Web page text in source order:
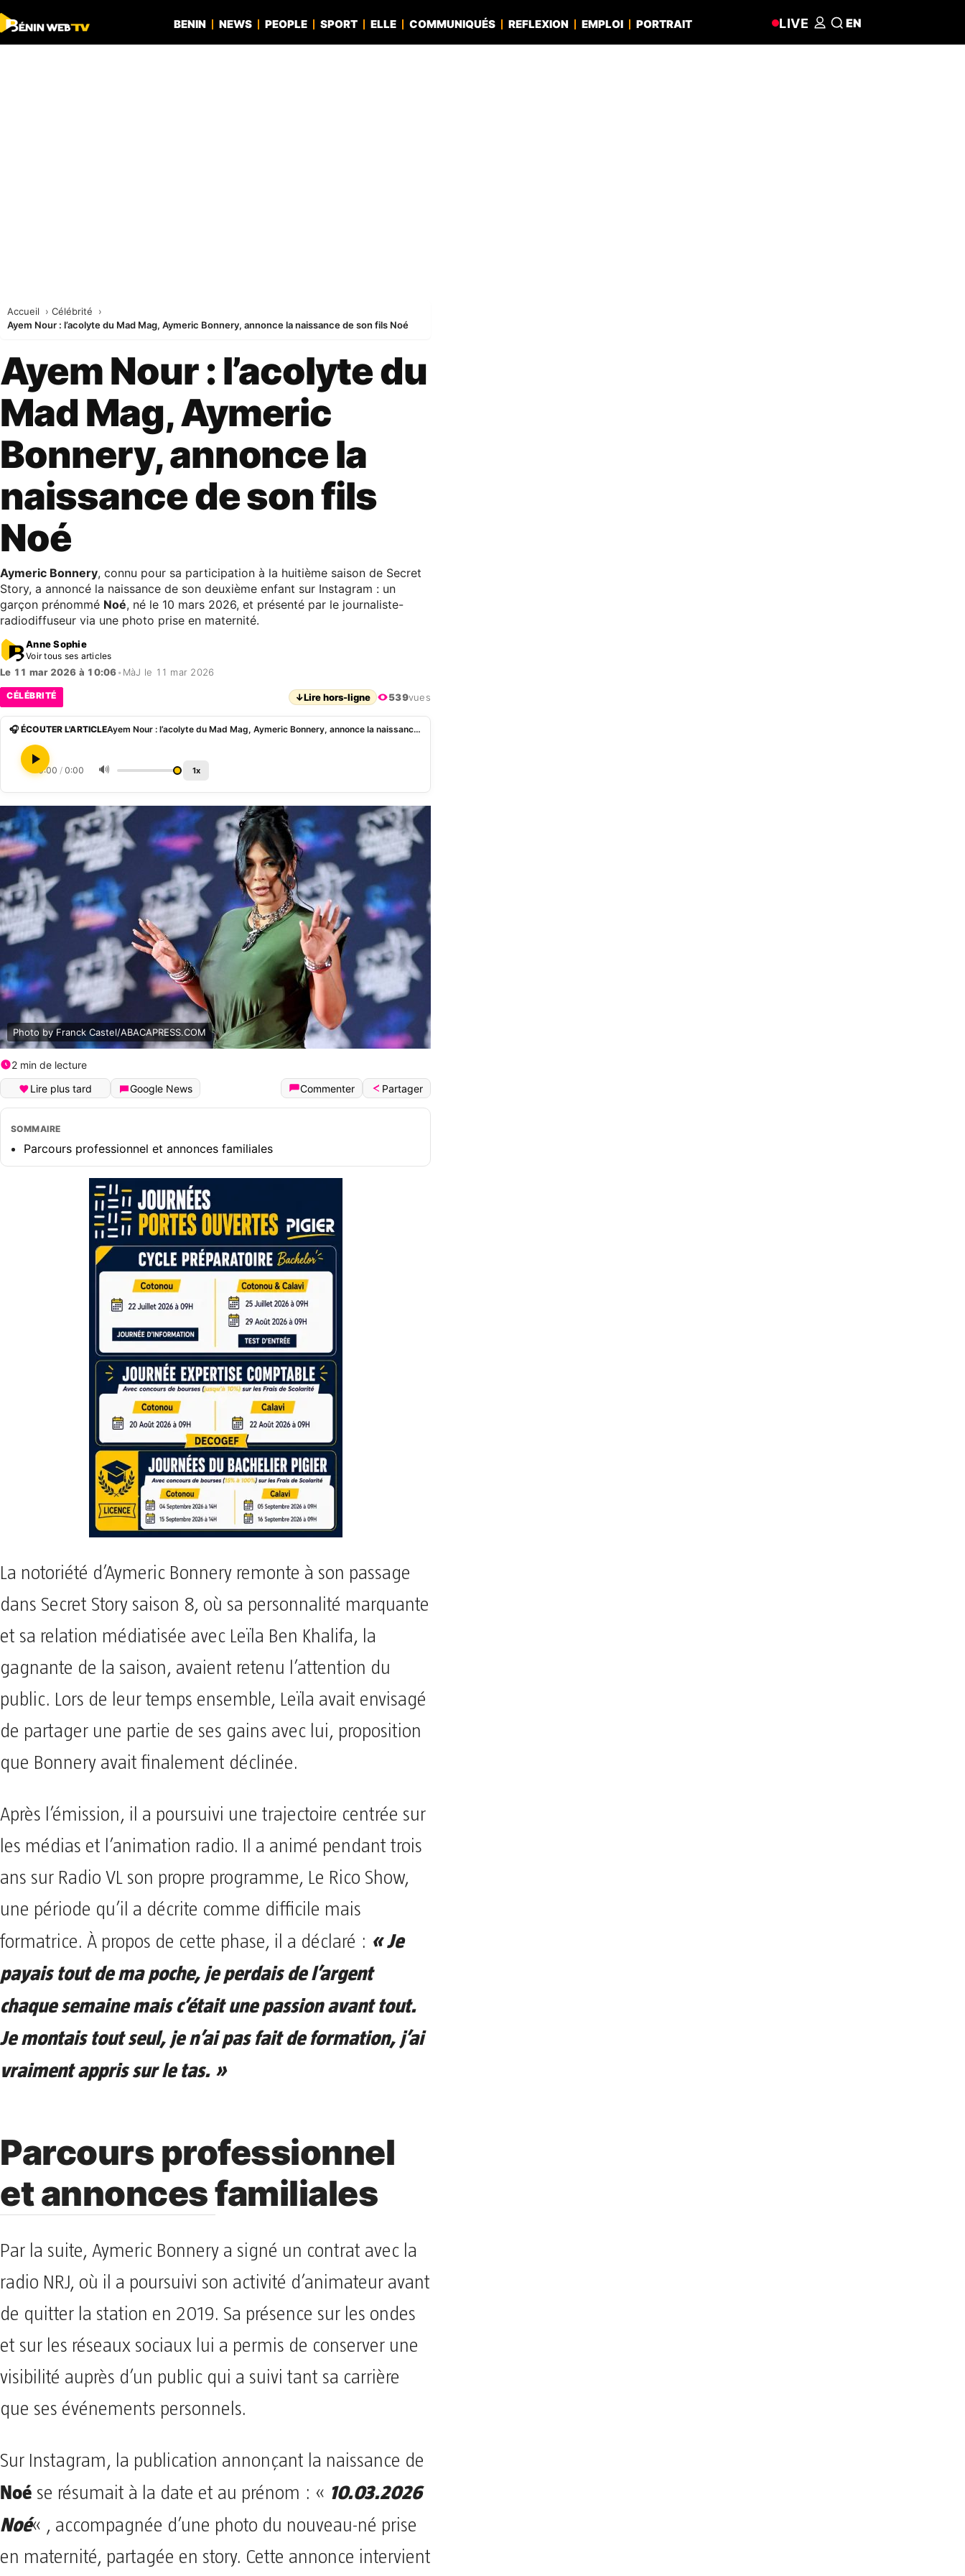
BENIN NEWS PEOPLE SPORT ELLE COMMUNIQUÉS REFLEXION EMPLOI PORTRAIT LIVE EN
Accueil
Célébrité
Ayem Nour : l’acolyte du Mad Mag, Aymeric Bonnery, annonce la naissance de son fils Noé
Ayem Nour : l’acolyte du
Mad Mag, Aymeric
Bonnery, annonce la
naissance de son fils
Noé
Aymeric Bonnery, connu pour sa participation à la huitième saison de Secret
Story, a annoncé la naissance de son deuxième enfant sur Instagram : un
garçon prénommé Noé, né le 10 mars 2026, et présenté par le journaliste-
radiodiffuseur via une photo prise en maternité.
Anne Sophie
Voir tous ses articles
Le 11 mar 2026 à 10:06• MàJ le 11 mar 2026
CÉLÉBRITÉ ↓Lire hors-ligne 539vues
🎧 ÉCOUTER L'ARTICLE Ayem Nour : l’acolyte du Mad Mag, Aymeric Bonnery, annonce la naissance de son fils Noé
0:00 / 0:00 🔊 1x
Photo by Franck Castel/ABACAPRESS.COM
2 min de lecture
Lire plus tard
Google News Commenter Partager
SOMMAIRE
Parcours professionnel et annonces familiales
La notoriété d’Aymeric Bonnery remonte à son passage
dans Secret Story saison 8, où sa personnalité marquante
et sa relation médiatisée avec Leïla Ben Khalifa, la
gagnante de la saison, avaient retenu l’attention du
public. Lors de leur temps ensemble, Leïla avait envisagé
de partager une partie de ses gains avec lui, proposition
que Bonnery avait finalement déclinée.
Après l’émission, il a poursuivi une trajectoire centrée sur
les médias et l’animation radio. Il a animé pendant trois
ans sur Radio VL son propre programme, Le Rico Show,
une période qu’il a décrite comme difficile mais
formatrice. À propos de cette phase, il a déclaré : « Je
payais tout de ma poche, je perdais de l’argent
chaque semaine mais c’était une passion avant tout.
Je montais tout seul, je n’ai pas fait de formation, j’ai
vraiment appris sur le tas. »
Parcours professionnel
et annonces familiales
Par la suite, Aymeric Bonnery a signé un contrat avec la
radio NRJ, où il a poursuivi son activité d’animateur avant
de quitter la station en 2019. Sa présence sur les ondes
et sur les réseaux sociaux lui a permis de conserver une
visibilité auprès d’un public qui a suivi tant sa carrière
que ses événements personnels.
Sur Instagram, la publication annonçant la naissance de
Noé se résumait à la date et au prénom : « 10.03.2026
Noé« , accompagnée d’une photo du nouveau-né prise
en maternité, partagée en story. Cette annonce intervient